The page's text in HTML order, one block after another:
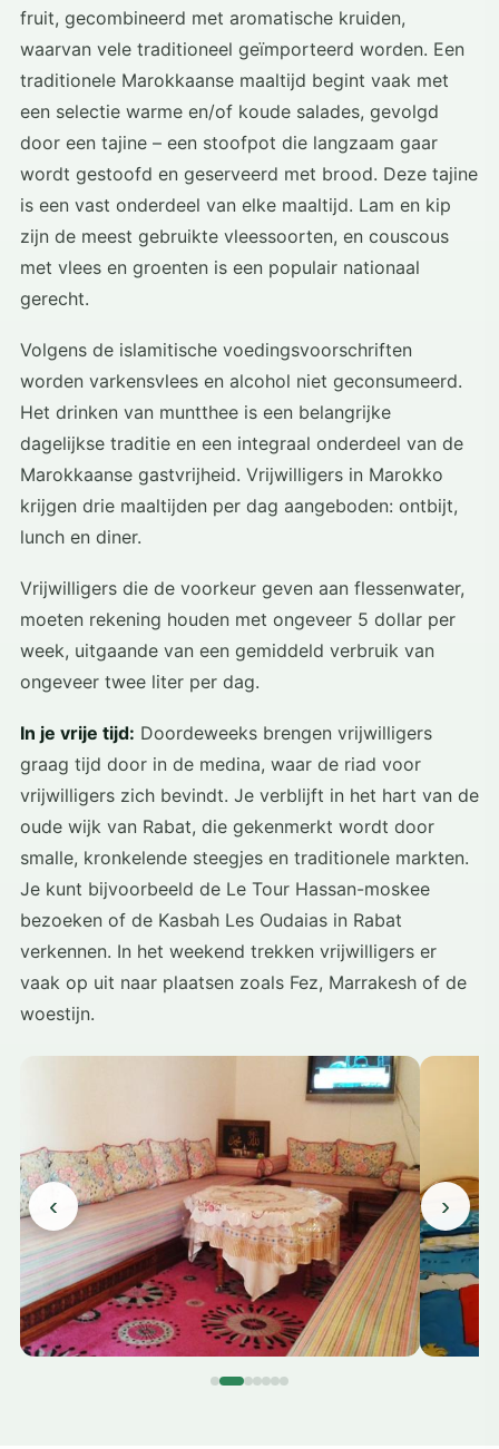
fruit, gecombineerd met aromatische kruiden,
waarvan vele traditioneel geïmporteerd worden. Een
traditionele Marokkaanse maaltijd begint vaak met
een selectie warme en/of koude salades, gevolgd
door een tajine – een stoofpot die langzaam gaar
wordt gestoofd en geserveerd met brood. Deze tajine
is een vast onderdeel van elke maaltijd. Lam en kip
zijn de meest gebruikte vleessoorten, en couscous
met vlees en groenten is een populair nationaal
gerecht.
Volgens de islamitische voedingsvoorschriften
worden varkensvlees en alcohol niet geconsumeerd.
Het drinken van muntthee is een belangrijke
dagelijkse traditie en een integraal onderdeel van de
Marokkaanse gastvrijheid. Vrijwilligers in Marokko
krijgen drie maaltijden per dag aangeboden: ontbijt,
lunch en diner.
Vrijwilligers die de voorkeur geven aan flessenwater,
moeten rekening houden met ongeveer 5 dollar per
week, uitgaande van een gemiddeld verbruik van
ongeveer twee liter per dag.
In je vrije tijd: Doordeweeks brengen vrijwilligers
graag tijd door in de medina, waar de riad voor
vrijwilligers zich bevindt. Je verblijft in het hart van de
oude wijk van Rabat, die gekenmerkt wordt door
smalle, kronkelende steegjes en traditionele markten.
Je kunt bijvoorbeeld de Le Tour Hassan-moskee
bezoeken of de Kasbah Les Oudaias in Rabat
verkennen. In het weekend trekken vrijwilligers er
vaak op uit naar plaatsen zoals Fez, Marrakesh of de
woestijn.
‹ ›